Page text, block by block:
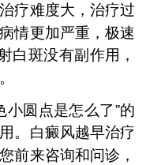
疗难度大，治疗过
情更加严重，极速
白斑没有副作用，
圆点是怎么了”的
。白癜风越早治疗
前来咨询和问诊，